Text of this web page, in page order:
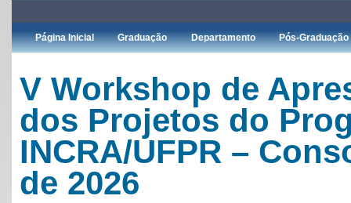
Página Inicial Graduação Departamento Pós-Graduação
V Workshop de
dos Projetos do
INCRA/UFPR –
de 2026